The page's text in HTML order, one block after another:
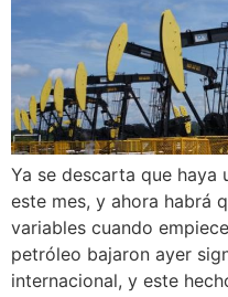
Ya se descarta que haya
este mes, y ahora habrá
variables cuando
petróleo bajaron ayer
internacional, y este